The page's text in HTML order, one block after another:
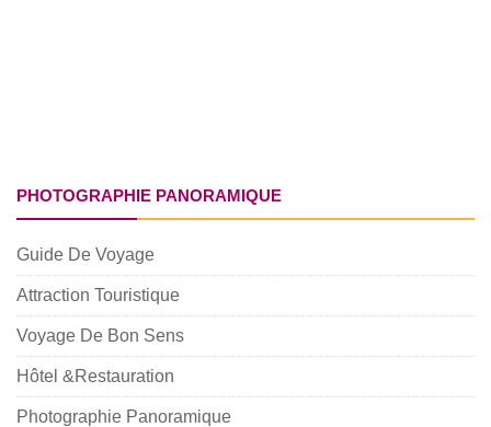
PHOTOGRAPHIE PANORAMIQUE
Guide De Voyage
Attraction Touristique
Voyage De Bon Sens
Hôtel &Restauration
Photographie Panoramique